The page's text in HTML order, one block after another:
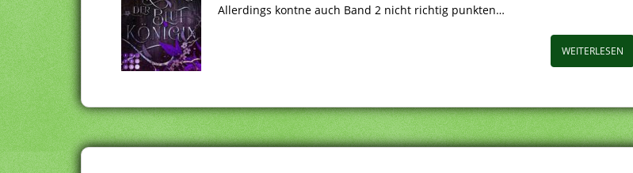
Allerdings kontne auch Band 2 nicht richtig punkten…
WEITERLESEN